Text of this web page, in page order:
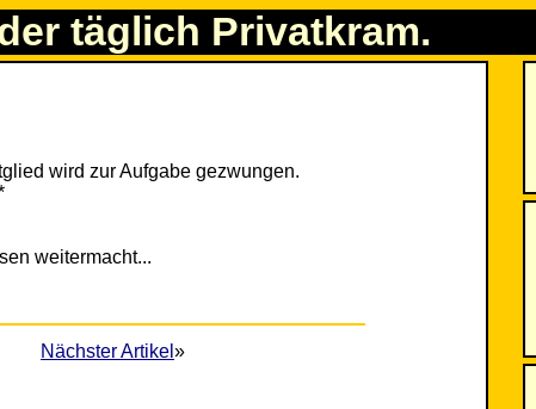
täglich Privatkram.
wird zur Aufgabe gezwungen.
weitermacht...
Nächster Artikel »